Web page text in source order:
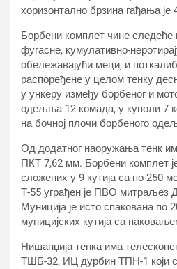
хоризонтално брзина гађања је
Борбени комплет чине следеће
фугасне, кумулативно-
обележавајући меци, и
распоређене у целом тенку
у ункеру између борбеног и
одељња 12 комада, у куполи 7
на бочној плочи борбеного
Од додатног наоружања тенк
ПКТ 7,62 мм. Борбени комплет
сложених у 9 кутија са по 250
Т-55 уграђен је ПВО митраљез
Муниција је исто спакована по
муницијских кутија са
Нишанџија тенка има
ТШБ-32, ИЦ дурбин ТПН-1 који